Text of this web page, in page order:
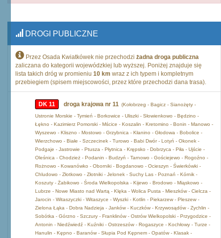
DROGI PUBLICZNE
Przez Osada Kwiatkówek nie przechodzi żadna droga publiczna
zaliczana do kategorii wojewódzkiej lub wyższej. Poniżej znajduje się
lista takich dróg w promieniu 10 km wraz z ich typem i kompletnym
przebiegiem (spisem miejscowości, przez które przechodzi dana trasa).
DK 11 droga krajowa nr 11 (Kołobrzeg - Bagicz - Sianożęty -
Ustronie Morskie - Tymień - Borkowice - Uliszki - Słowienkowo - Będzino -
Łękno - Kazimierz Pomorski - Mścice - Koszalin - Kretomino - Bonin - Manowo -
Wyszewo - Kliszno - Mostowo - Grzybnica - Kłanino - Głodowa - Bobolice -
Wierzchowo - Białe - Szczecinek - Turowo - Babi Dwór - Lotyń - Okonek -
Podgaje - Jastrowie - Ptusza - Płytnica - Krępsko - Dobrzyca - Piła - Ujście -
Oleśnica - Chodzież - Podanin - Budzyń - Tarnowo - Gościejewo - Rogoźno -
Rożnowo - Kowanówko - Oborniki - Bogdanowo - Ocieszyn - Świerkówki -
Chludowo - Złotkowo - Złotniki - Jelonek - Suchy Las - Poznań - Kórnik -
Koszuty - Żabikowo - Środa Wielkopolska - Kijewo - Brodowo - Miąskowo -
Lubrze - Nowe Miasto nad Wartą - Klęka - Wolica Pusta - Mieszków - Cielcza -
Jarocin - Witaszyczki - Witaszyce - Wyszki - Kotlin - Piekarzew - Pleszew -
Zielona Łąka - Dobra Nadzieja - Janków - Kuczków - Krzywosądów - Zychlin -
Sobótka - Górzno - Szczury - Franklinów - Ostrów Wielkopolski - Przygodzice -
Antonin - Niedźwiedź - Kuźniki - Ostrzeszów - Rogaszyce - Kochłowy - Turze -
Hanulin - Kępno - Baranów - Słupia Pod Kępnem - Opatów - Klasak -